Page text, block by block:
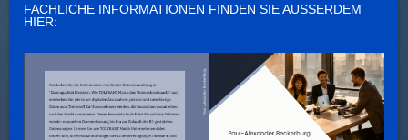
FACHLICHE INFORMATIONEN FINDEN SIE AUSSERDEM H
IER: